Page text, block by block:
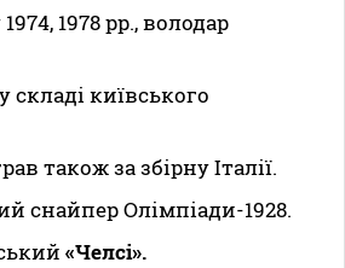
1978 рр., володар
київського
також за збірну Італії.
снайпер Олімпіади-1928.
«Челсі».